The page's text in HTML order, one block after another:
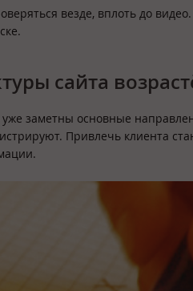
везде, вплоть до
сайта
заметны основные
Привлечь клиента